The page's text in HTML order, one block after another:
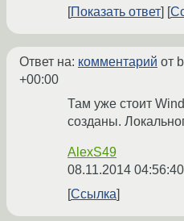
Показать ответ
Ответ на: комментарий от
+00:00
Там уже стоит
созданы.
AlexS49
08.11.2014
Ссылка